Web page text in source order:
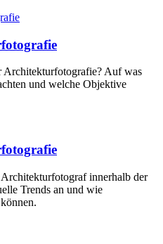
Architekturfotografie? Auf was
und welche Objektive
innerhalb der
Trends an und wie